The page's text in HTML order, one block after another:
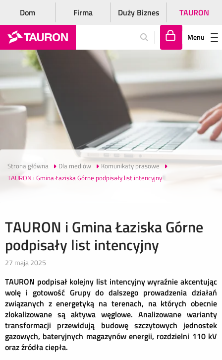
Dom Firma Duży Biznes TAURON
lo
gu
j
si
ę
Menu
Strona główna Dla mediów
Komunikaty prasowe
TAURON i Gmina Łaziska Górne podpisały list intencyjny
TAURON i Gmina Łaziska Górne
podpisały list intencyjny
27 maja 2025
TAURON podpisał kolejny list intencyjny wyraźnie akcentując
wolę i gotowość Grupy do dalszego prowadzenia działań
związanych z energetyką na terenach, na których obecnie
zlokalizowane są aktywa węglowe. Analizowane warianty
transformacji przewidują budowę szczytowych jednostek
gazowych, bateryjnych magazynów energii, rozdzielni 110 kV
oraz źródła ciepła.